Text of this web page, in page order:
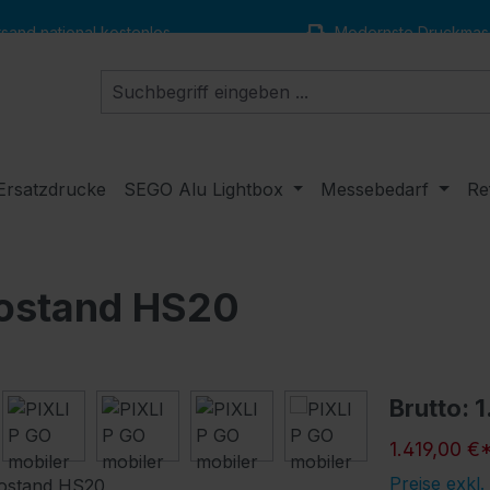
national kostenlos Modernste
SEGO Alu Lightbox Messebedarf
HS20
Brutto:
1.419,00 €*
Preise